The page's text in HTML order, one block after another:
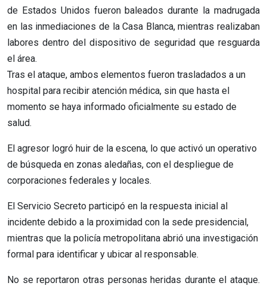
de Estados Unidos fueron baleados durante la madrugada
en las inmediaciones de la Casa Blanca, mientras realizaban
labores dentro del dispositivo de seguridad que resguarda
el área.
Tras el ataque, ambos elementos fueron trasladados a un
hospital para recibir atención médica, sin que hasta el
momento se haya informado oficialmente su estado de
salud.
El agresor logró huir de la escena, lo que activó un operativo
de búsqueda en zonas aledañas, con el despliegue de
corporaciones federales y locales.
El Servicio Secreto participó en la respuesta inicial al
incidente debido a la proximidad con la sede presidencial,
mientras que la policía metropolitana abrió una investigación
formal para identificar y ubicar al responsable.
No se reportaron otras personas heridas durante el ataque.